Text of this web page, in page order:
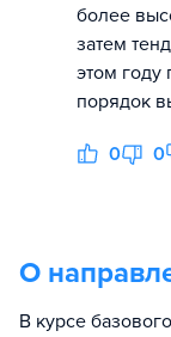
более
затем
этом году
порядок
0 0
О
В курсе